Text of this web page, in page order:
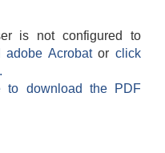
is not configured to
adobe Acrobatorclick
to download the PDF